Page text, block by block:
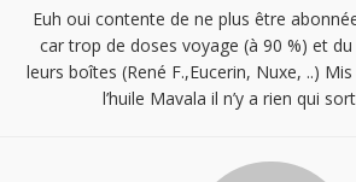
Euh oui contente de ne plus être
car trop de doses voyage (à 90 %) et
leurs boîtes (René F.,Eucerin, Nuxe, ..)
l’huile Mavala il n’y a rien qui